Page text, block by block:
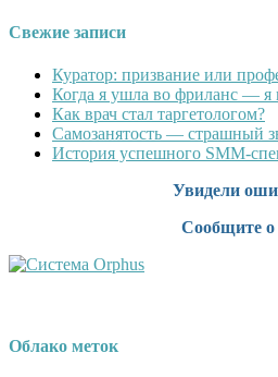
Свежие записи
Куратор: призвание или
Когда я ушла во фриланс — я
Как врач стал таргетологом?
Cамозанятость — страшный
История успешного SMM-
Увидели
Сообщите о
Облако меток